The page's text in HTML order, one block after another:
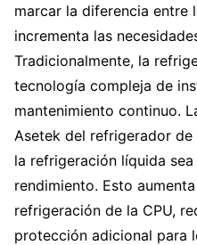
marcar la diferencia
incrementa las
Tradicionalmente, la
tecnología compleja de
mantenimiento continuo.
Asetek del refrigerador
la refrigeración líquida
rendimiento. Esto
refrigeración de la CPU,
protección adicional para